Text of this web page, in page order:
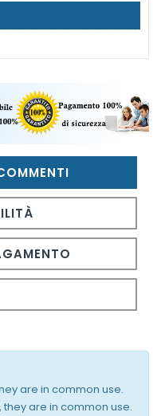
are in common use.
they are in common use.